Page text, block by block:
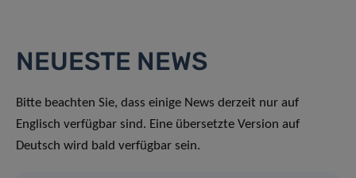
NEUESTE NEWS
Bitte beachten Sie, dass einige News derzeit nur auf
Englisch verfügbar sind. Eine übersetzte Version auf
Deutsch wird bald verfügbar sein.